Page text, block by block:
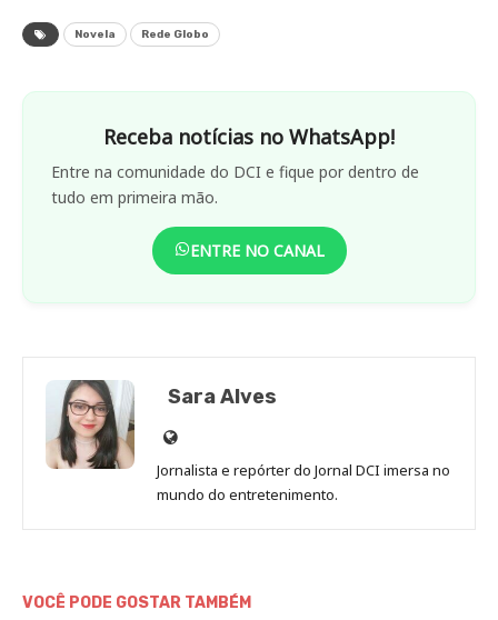
Novela Rede Globo
Receba notícias no WhatsApp!
Entre na comunidade do DCI e fique por dentro de
tudo em primeira mão.
ENTRE NO CANAL
Sara Alves
Site
de
Sara
Jornalista e repórter do Jornal DCI imersa no
mundo do entretenimento.
VOCÊ PODE GOSTAR TAMBÉM